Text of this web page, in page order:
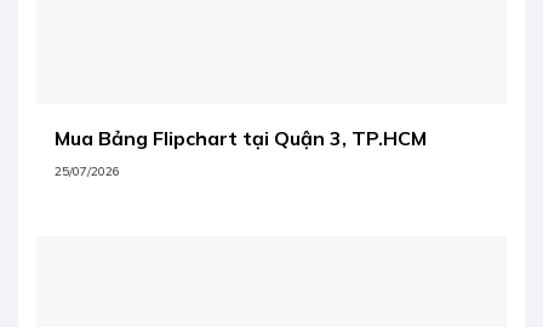
Mua Bảng Flipchart tại Quận 3, TP.HCM
25/07/2026